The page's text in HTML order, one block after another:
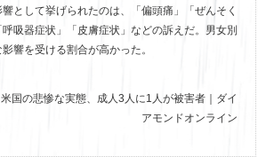
として挙げられたのは、「偏頭痛」「ぜんそく
吸器症状」「皮膚症状」などの訴えだ。男女別
響を受ける割合が高かった。
国の悲惨な実態、成人3人に1人が被害者｜ダイ
アモンドオンライン